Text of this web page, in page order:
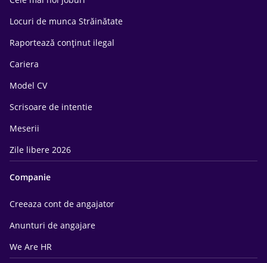
Locuri de munca Străinătate
Raportează conținut ilegal
Cariera
Model CV
Scrisoare de intentie
Meserii
Zile libere 2026
Companie
Creeaza cont de angajator
Anunturi de angajare
We Are HR